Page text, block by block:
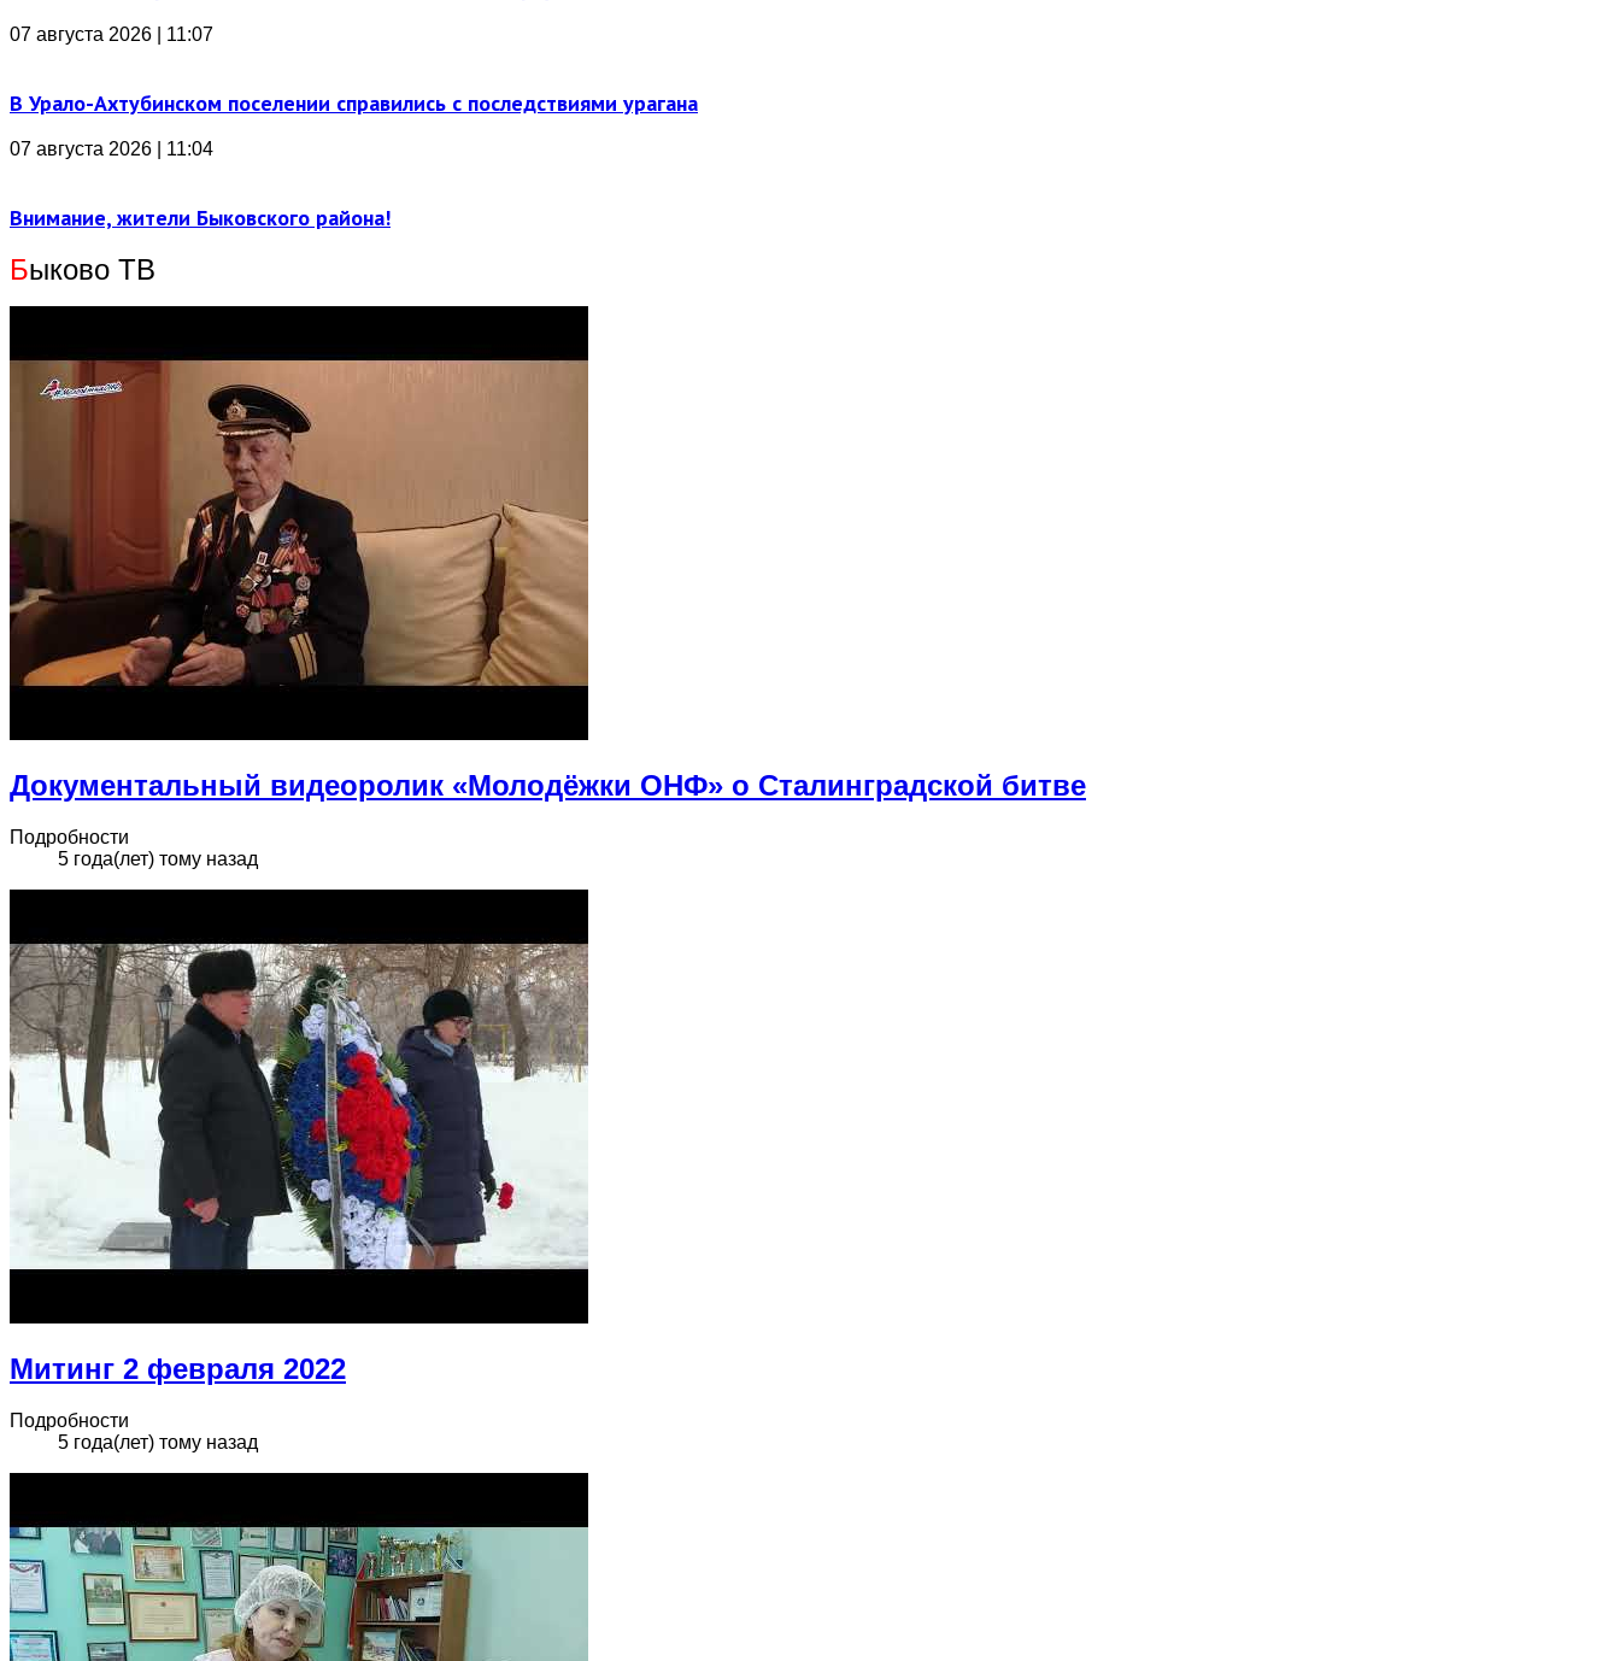
07 августа 2026 | 11:07
В Урало-Ахтубинском поселении справились с последствиями урагана
07 августа 2026 | 11:04
Внимание, жители Быковского района!
Быково ТВ
Документальный видеоролик «Молодёжки ОНФ» о Сталинградской битве
Подробности
5 года(лет) тому назад
Митинг 2 февраля 2022
Подробности
5 года(лет) тому назад